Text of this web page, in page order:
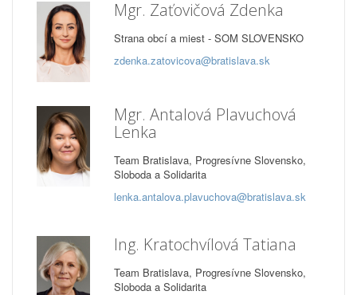
Mgr. Zaťovičová Zdenka
Strana obcí a miest - SOM SLOVENSKO
zdenka.zatovicova@bratislava.sk
Mgr. Antalová Plavuchová
Lenka
Team Bratislava, Progresívne Slovensko,
Sloboda a Solidarita
lenka.antalova.plavuchova@bratislava.sk
Ing. Kratochvílová Tatiana
Team Bratislava, Progresívne Slovensko,
Sloboda a Solidarita